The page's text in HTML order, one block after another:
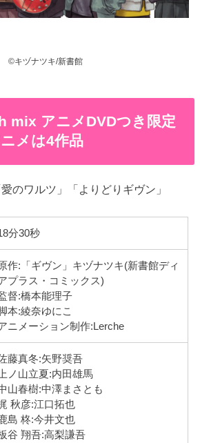
©キヅナツキ/新書館
mix アニメDVDつき限定
メは4作品
のワルツ」「よりどりギヴン」
分30秒
作:「ギヴン」キヅナツキ(新書館ディ
プラス・コミックス)
督:橋本能理子
本:綾奈ゆにこ
ニメーション制作:Lerche
藤真冬:矢野奨吾
上ノ山立夏:内田雄馬
山春樹:中澤まさとも
秋彦:江口拓也
島 柊:今井文也
谷 翔吾:高梨謙吾